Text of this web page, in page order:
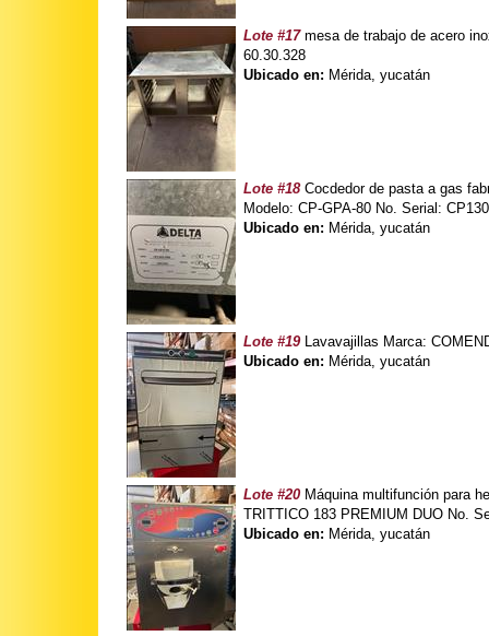
Lote #17mesa de trabajo de acero
60.30.328
Ubicado en: Mérida, yucatán
Lote #18Cocdedor de pasta a gas
Modelo: CP-GPA-80 No. Serial:
Ubicado en: Mérida, yucatán
Lote #19Lavavajillas Marca:
Ubicado en: Mérida, yucatán
Lote #20 Máquina multifunción para
TRITTICO 183 PREMIUM DUO No.
Ubicado en: Mérida, yucatán